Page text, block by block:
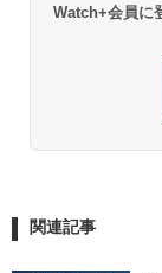
Watch+会員に
関連記事